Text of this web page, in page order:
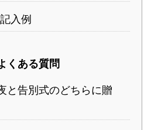
入例
くある質問
と告別式のどちらに贈